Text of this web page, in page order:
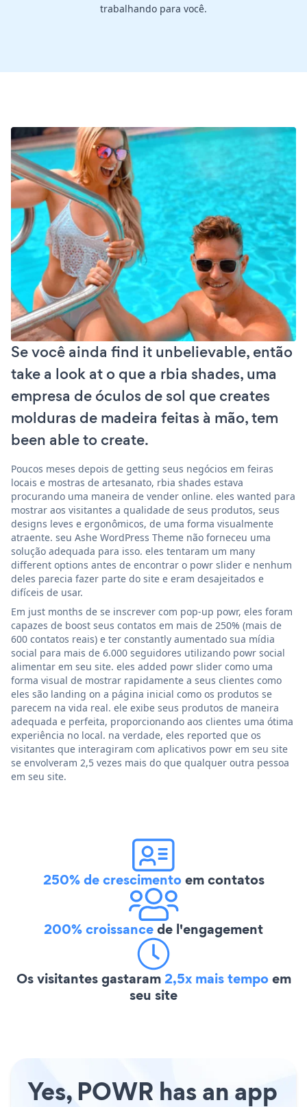
trabalhando para você.
Se você ainda find it unbelievable, então
take a look at o que a rbia shades, uma
empresa de óculos de sol que creates
molduras de madeira feitas à mão, tem
been able to create.
Poucos meses depois de getting seus negócios em feiras
locais e mostras de artesanato, rbia shades estava
procurando uma maneira de vender online. eles wanted para
mostrar aos visitantes a qualidade de seus produtos, seus
designs leves e ergonômicos, de uma forma visualmente
atraente. seu Ashe WordPress Theme não forneceu uma
solução adequada para isso. eles tentaram um many
different options antes de encontrar o powr slider e nenhum
deles parecia fazer parte do site e eram desajeitados e
difíceis de usar.
Em just months de se inscrever com pop-up powr, eles foram
capazes de boost seus contatos em mais de 250% (mais de
600 contatos reais) e ter constantly aumentado sua mídia
social para mais de 6.000 seguidores utilizando powr social
alimentar em seu site. eles added powr slider como uma
forma visual de mostrar rapidamente a seus clientes como
eles são landing on a página inicial como os produtos se
parecem na vida real. ele exibe seus produtos de maneira
adequada e perfeita, proporcionando aos clientes uma ótima
experiência no local. na verdade, eles reported que os
visitantes que interagiram com aplicativos powr em seu site
se envolveram 2,5 vezes mais do que qualquer outra pessoa
em seu site.
250% de crescimentoem contatos
200% croissancede l'engagement
Os visitantes gastaram2,5x mais tempoem
seu site
Yes, POWR has an app